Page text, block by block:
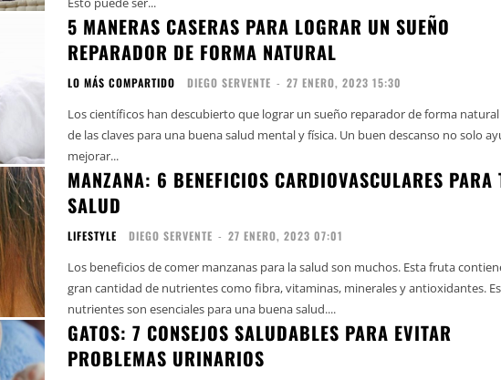
5 MANERAS CASERAS PARA LOGRAR UN SUEÑO
REPARADOR DE FORMA NATURAL
LO MÁS COMPARTIDO DIEGO SERVENTE - 27 ENERO, 2023 15:30
Los científicos han descubierto que lograr un sueño reparador de forma natural
de las claves para una buena salud mental y física. Un buen descanso no solo
mejorar...
MANZANA: 6 BENEFICIOS CARDIOVASCULARES PARA
SALUD
LIFESTYLE DIEGO SERVENTE - 27 ENERO, 2023 07:01
Los beneficios de comer manzanas para la salud son muchos. Esta fruta
gran cantidad de nutrientes como fibra, vitaminas, minerales y antioxidantes.
nutrientes son esenciales para una buena salud....
GATOS: 7 CONSEJOS SALUDABLES PARA EVITAR
PROBLEMAS URINARIOS